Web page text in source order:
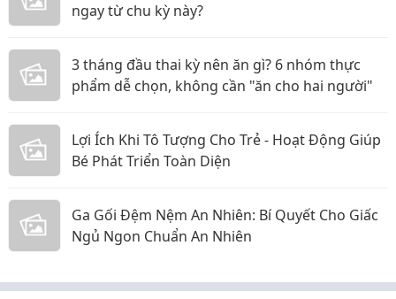
ngay từ chu kỳ này?
3 tháng đầu thai kỳ nên ăn gì? 6 nhóm thực
phẩm dễ chọn, không cần "ăn cho hai người"
Lợi Ích Khi Tô Tượng Cho Trẻ - Hoạt Động Giúp
Bé Phát Triển Toàn Diện
Ga Gối Đệm Nệm An Nhiên: Bí Quyết Cho Giấc
Ngủ Ngon Chuẩn An Nhiên